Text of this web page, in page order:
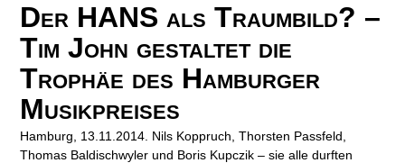
Der HANS als Traumbild? –
Tim John gestaltet die
Trophäe des Hamburger
Musikpreises
Hamburg, 13.11.2014. Nils Koppruch, Thorsten Passfeld,
Thomas Baldischwyler und Boris Kupczik – sie alle durften